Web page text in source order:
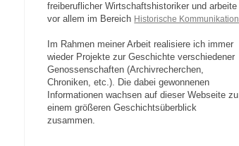
freiberuflicher Wirtschaftshistoriker und arbeite
vor allem im Bereich Historische Kommunikation
Im Rahmen meiner Arbeit realisiere ich immer
wieder Projekte zur Geschichte verschiedener
Genossenschaften (Archivrecherchen,
Chroniken, etc.). Die dabei gewonnenen
Informationen wachsen auf dieser Webseite zu
einem größeren Geschichtsüberblick
zusammen.